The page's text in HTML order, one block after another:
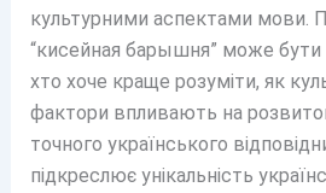
культурними аспектами мови.
“кисейная барышня” може бути
хто хоче краще розуміти, як
фактори впливають на
точного українського
підкреслює унікальність